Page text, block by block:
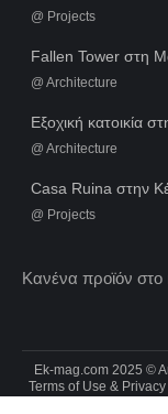
@ Projects
Fallen Tower στη
@ Architecture
Εξοχική κατοικία
@ Architecture
Casa Ruina στην
@ Projects
Κανένα προϊόν στο
Ek-mag.com 2025 ©
Terms of Use &